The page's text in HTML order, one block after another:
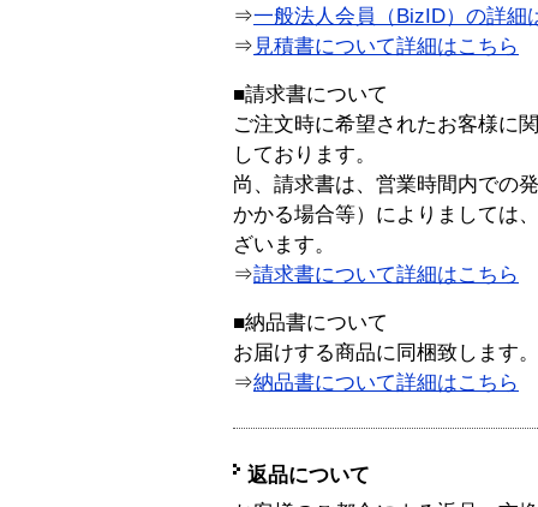
⇒一般法人会員（BizID）の詳細
⇒ 見積書について詳細はこちら
■請求書について
ご注文時に希望されたお客様に
しております。
尚、請求書は、営業時間内での
かかる場合等）によりましては
ざいます。
⇒請求書について詳細はこちら
■納品書について
お届けする商品に同梱致します。
⇒納品書について詳細はこちら
返品について